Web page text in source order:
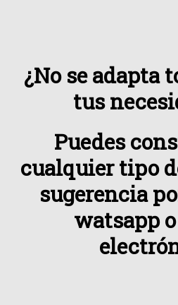
¿No se adapta
tus
Puedes
cualquier tipo
sugerencia
watsapp